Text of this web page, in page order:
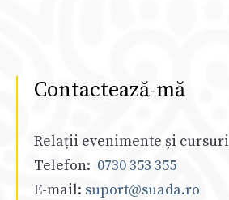
Contactează-mă
Relații evenimente și cursuri
Telefon: 0730 353 355
E-mail: suport@suada.ro